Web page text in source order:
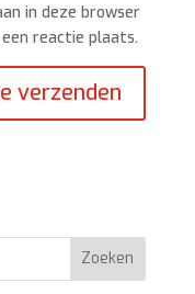
in deze browser
reactie plaats.